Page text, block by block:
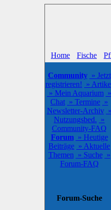
Home Fische
Community » Jetzt
registrieren! »
» Mein Aquarium »
Chat » Termine »
Newsletter-Archiv »
Nutzungsbed. »
Community-FAQ
Forum » Heutige
Beiträge » Aktuelle
Themen » Suche »
Forum-FAQ
Forum-Suche